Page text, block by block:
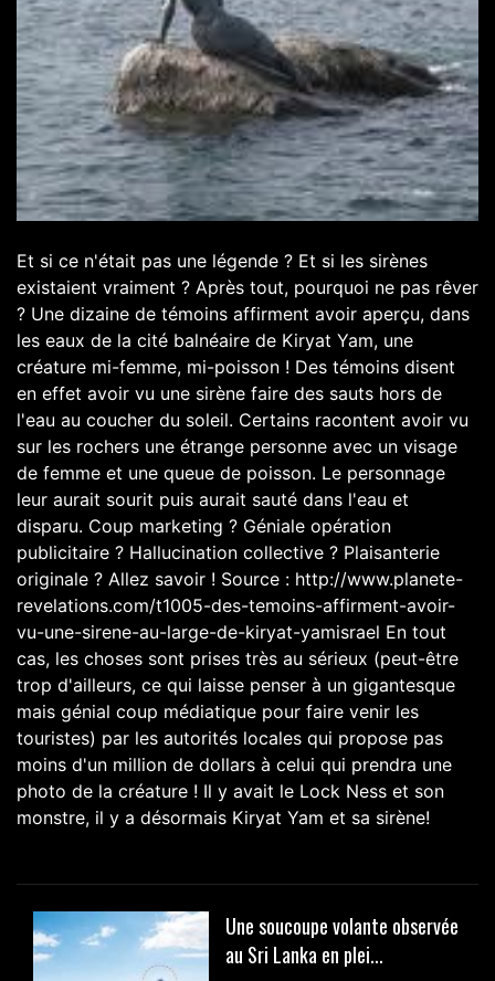
Et si ce n'était pas une légende ? Et si les sirènes
existaient vraiment ? Après tout, pourquoi ne pas rêver
? Une dizaine de témoins affirment avoir aperçu, dans
les eaux de la cité balnéaire de Kiryat Yam, une
créature mi-femme, mi-poisson ! Des témoins disent
en effet avoir vu une sirène faire des sauts hors de
l'eau au coucher du soleil. Certains racontent avoir vu
sur les rochers une étrange personne avec un visage
de femme et une queue de poisson. Le personnage
leur aurait sourit puis aurait sauté dans l'eau et
disparu. Coup marketing ? Géniale opération
publicitaire ? Hallucination collective ? Plaisanterie
originale ? Allez savoir ! Source : http://www.planete-
revelations.com/t1005-des-temoins-affirment-avoir-
vu-une-sirene-au-large-de-kiryat-yamisrael En tout
cas, les choses sont prises très au sérieux (peut-être
trop d'ailleurs, ce qui laisse penser à un gigantesque
mais génial coup médiatique pour faire venir les
touristes) par les autorités locales qui propose pas
moins d'un million de dollars à celui qui prendra une
photo de la créature ! Il y avait le Lock Ness et son
monstre, il y a désormais Kiryat Yam et sa sirène!
Une soucoupe volante observée
au Sri Lanka en plei...